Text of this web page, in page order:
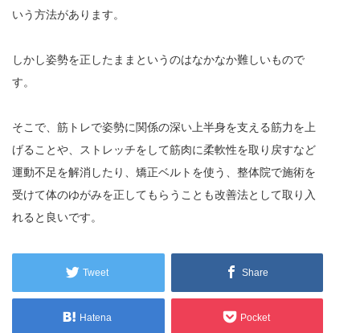
いう方法があります。
しかし姿勢を正したままというのはなかなか難しいもので
す。
そこで、筋トレで姿勢に関係の深い上半身を支える筋力を上
げることや、ストレッチをして筋肉に柔軟性を取り戻すなど
運動不足を解消したり、矯正ベルトを使う、整体院で施術を
受けて体のゆがみを正してもらうことも改善法として取り入
れると良いです。
Tweet Share
Hatena Pocket